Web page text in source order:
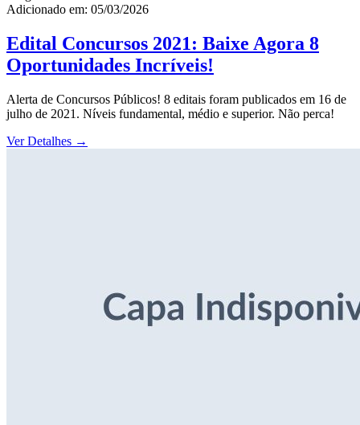
Adicionado em: 05/03/2026
Edital Concursos 2021: Baixe Agora 8
Oportunidades Incríveis!
Alerta de Concursos Públicos! 8 editais foram publicados em 16 de
julho de 2021. Níveis fundamental, médio e superior. Não perca!
Ver Detalhes →